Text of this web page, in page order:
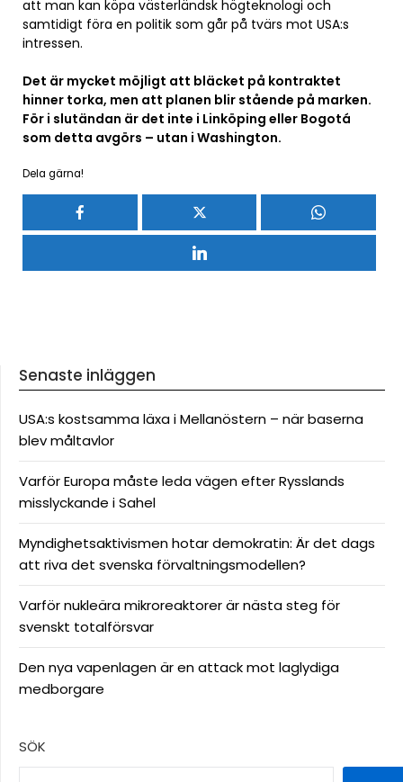
att man kan köpa västerländsk högteknologi och
samtidigt föra en politik som går på tvärs mot USA:s
intressen.
Det är mycket möjligt att bläcket på kontraktet
hinner torka, men att planen blir stående på marken.
För i slutändan är det inte i Linköping eller Bogotá
som detta avgörs – utan i Washington.
Dela gärna!
Senaste inläggen
USA:s kostsamma läxa i Mellanöstern – när baserna
blev måltavlor
Varför Europa måste leda vägen efter Rysslands
misslyckande i Sahel
Myndighetsaktivismen hotar demokratin: Är det dags
att riva det svenska förvaltningsmodellen?
Varför nukleära mikroreaktorer är nästa steg för
svenskt totalförsvar
Den nya vapenlagen är en attack mot laglydiga
medborgare
SÖK